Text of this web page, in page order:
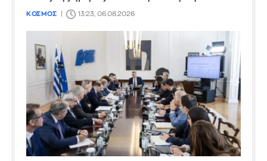
ΚΟΣΜΟΣ 13:23, 06.08.2026